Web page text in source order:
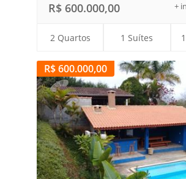
+
R$ 600.000,00
2 Quartos 1 Suítes
R$ 600.000,00